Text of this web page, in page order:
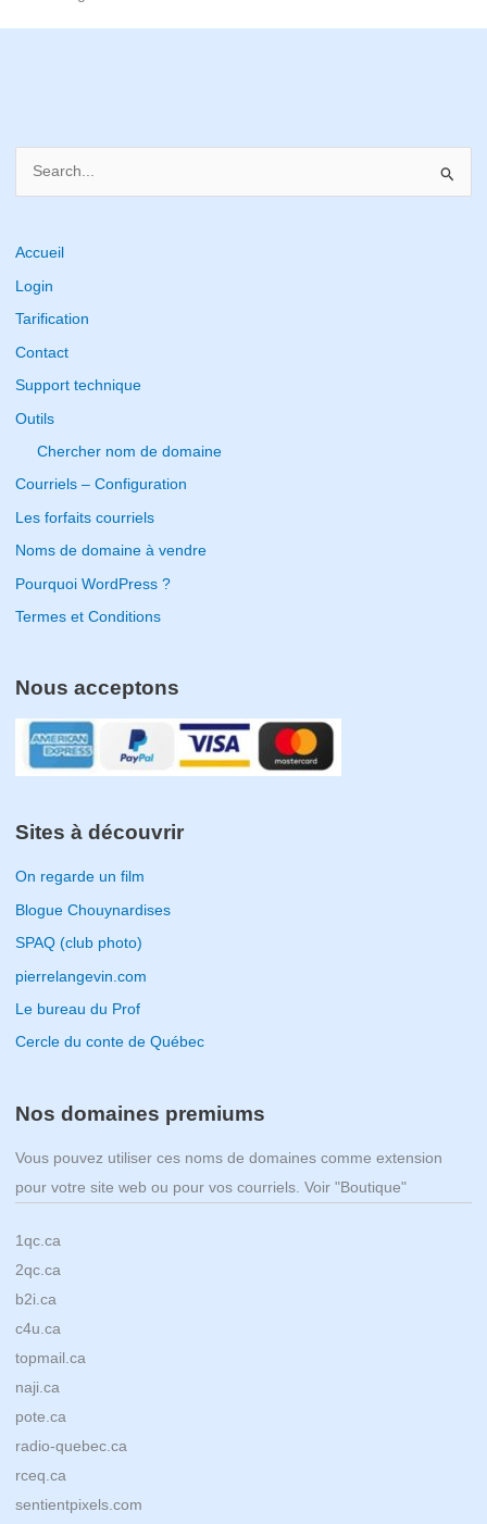
r
c
r
:
Accueil
Login
Tarification
Contact
Support technique
Outils
Chercher nom de domaine
Courriels – Configuration
Les forfaits courriels
Noms de domaine à vendre
Pourquoi WordPress ?
Termes et Conditions
Nous acceptons
Sites à découvrir
On regarde un film
Blogue Chouynardises
SPAQ (club photo)
pierrelangevin.com
Le bureau du Prof
Cercle du conte de Québec
Nos domaines premiums
Vous pouvez utiliser ces noms de domaines comme extension
pour votre site web ou pour vos courriels. Voir "Boutique"
1qc.ca
2qc.ca
b2i.ca
c4u.ca
topmail.ca
naji.ca
pote.ca
radio-quebec.ca
rceq.ca
sentientpixels.com